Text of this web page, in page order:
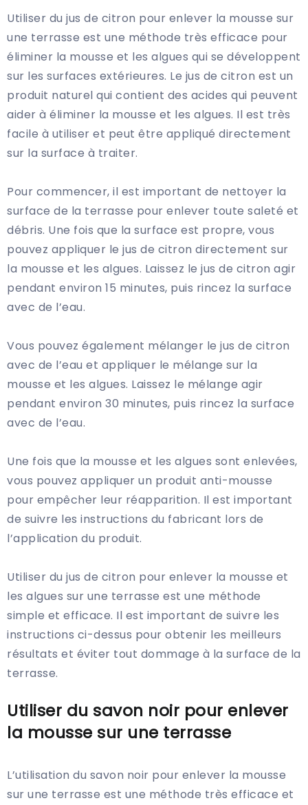
Utiliser du jus de citron pour enlever la mousse sur
une terrasse est une méthode très efficace pour
éliminer la mousse et les algues qui se développent
sur les surfaces extérieures. Le jus de citron est un
produit naturel qui contient des acides qui peuvent
aider à éliminer la mousse et les algues. Il est très
facile à utiliser et peut être appliqué directement
sur la surface à traiter.
Pour commencer, il est important de nettoyer la
surface de la terrasse pour enlever toute saleté et
débris. Une fois que la surface est propre, vous
pouvez appliquer le jus de citron directement sur
la mousse et les algues. Laissez le jus de citron agir
pendant environ 15 minutes, puis rincez la surface
avec de l’eau.
Vous pouvez également mélanger le jus de citron
avec de l’eau et appliquer le mélange sur la
mousse et les algues. Laissez le mélange agir
pendant environ 30 minutes, puis rincez la surface
avec de l’eau.
Une fois que la mousse et les algues sont enlevées,
vous pouvez appliquer un produit anti-mousse
pour empêcher leur réapparition. Il est important
de suivre les instructions du fabricant lors de
l’application du produit.
Utiliser du jus de citron pour enlever la mousse et
les algues sur une terrasse est une méthode
simple et efficace. Il est important de suivre les
instructions ci-dessus pour obtenir les meilleurs
résultats et éviter tout dommage à la surface de la
terrasse.
Utiliser du savon noir pour enlever
la mousse sur une terrasse
L’utilisation du savon noir pour enlever la mousse
sur une terrasse est une méthode très efficace et